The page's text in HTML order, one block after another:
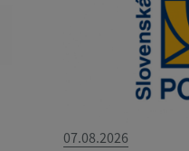
07.08.2026